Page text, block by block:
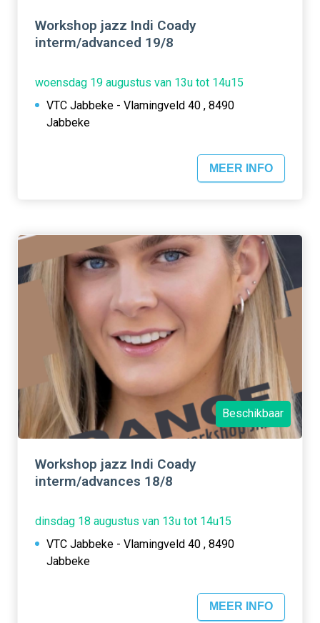
Workshop jazz Indi Coady
interm/advanced 19/8
woensdag 19 augustus van 13u tot 14u15
VTC Jabbeke - Vlamingveld 40 , 8490
Jabbeke
MEER INFO
Beschikbaar
Workshop jazz Indi Coady
interm/advances 18/8
dinsdag 18 augustus van 13u tot 14u15
VTC Jabbeke - Vlamingveld 40 , 8490
Jabbeke
MEER INFO